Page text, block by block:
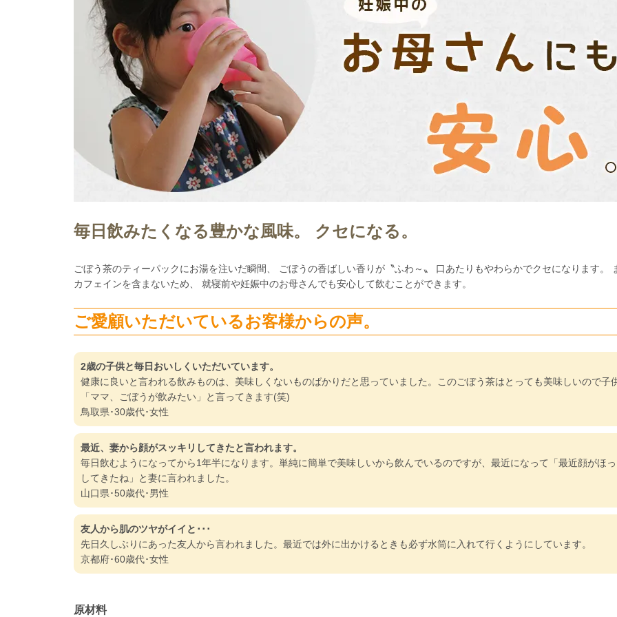
毎日飲みたくなる豊かな風味。 クセになる。
ごぼう茶のティーパックにお湯を注いだ瞬間、 ごぼうの香ばしい香りが〝ふわ～〟 口あたりもやわらかでクセになります。
カフェインを含まないため、 就寝前や妊娠中のお母さんでも安心して飲むことができます。
ご愛顧いただいているお客様からの声。
2歳の子供と毎日おいしくいただいています。
健康に良いと言われる飲みものは、美味しくないものばかりだと思っていました。このごぼう茶はとっても美味しいので子
「ママ、ごぼうが飲みたい」と言ってきます(笑)
鳥取県･30歳代･女性
最近、妻から顔がスッキリしてきたと言われます。
毎日飲むようになってから1年半になります。単純に簡単で美味しいから飲んでいるのですが、最近になって「最近顔がほ
してきたね」と妻に言われました。
山口県･50歳代･男性
友人から肌のツヤがイイと･･･
先日久しぶりにあった友人から言われました。最近では外に出かけるときも必ず水筒に入れて行くようにしています。
京都府･60歳代･女性
原材料